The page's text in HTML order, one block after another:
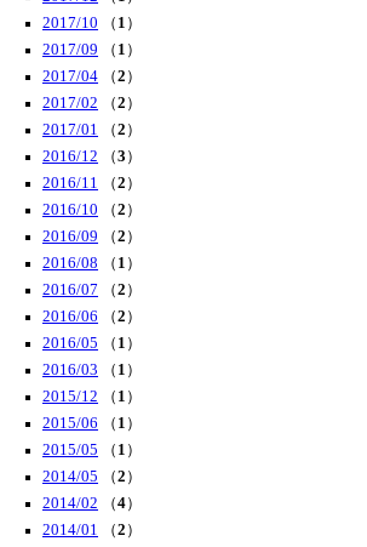
2017/10 （ 1 ）
2017/09 （ 1 ）
2017/04 （2 ）
2017/02 （2 ）
2017/01 （2 ）
2016/12 （3 ）
2016/11 （2 ）
2016/10 （2 ）
2016/09 （2 ）
2016/08 （ 1 ）
2016/07 （2 ）
2016/06 （2 ）
2016/05 （ 1 ）
2016/03 （ 1 ）
2015/12 （ 1 ）
2015/06 （ 1 ）
2015/05 （ 1 ）
2014/05 （2 ）
2014/02 （4）
2014/01 （2 ）